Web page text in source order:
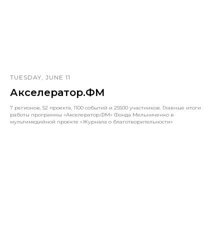
TUESDAY, JUNE 11
Акселератор.ФМ
7 регионов, 52 проекта, 1100 событий и 25500 участников. Главные итоги
работы программы «Акселератор.ФМ» Фонда Мельниченко в
мультимедийной проекте «Журнала о благотворительности»